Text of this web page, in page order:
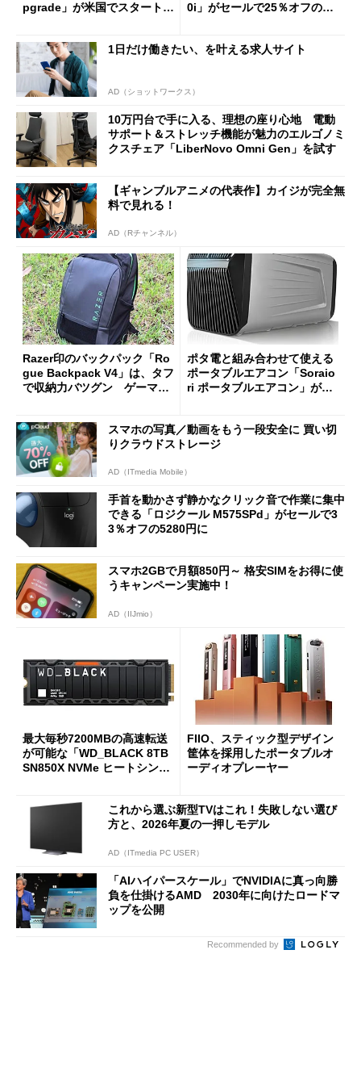
pgrade」が米国でスタート／
ut」が明...
0i」がセールで25％オフの59
1日だけ働きたい、を叶える求人サイト
AD（ショットワークス）
10万円台で手に入る、理想の座り心地 電動
サポート＆ストレッチ機能が魅力のエルゴノミ
クスチェア「LiberNovo Omni Gen」を試す
【ギャンブルアニメの代表作】カイジが完全無
料で見れる！
AD（Rチャンネル）
Razer印のバックパック「Ro
gue Backpack V4」は、タフ
で収納力バツグン ゲーマー
ポタ電と組み合わせて使える
ポータブルエアコン「Soraio
ri ポータブルエアコン」がセ
スマホの写真／動画をもう一段安全に 買い切
りクラウドストレージ
AD（ITmedia Mobile）
手首を動かさず静かなクリック音で作業に集中
できる「ロジクール M575SPd」がセールで3
3％オフの5280円に
スマホ2GBで月額850円～ 格安SIMをお得に使
うキャンペーン実施中！
AD（IIJmio）
最大毎秒7200MBの高速転送
が可能な「WD_BLACK 8TB
SN850X NVMe ヒートシンク
FIIO、スティック型デザイン
筐体を採用したポータブルオ
ーディオプレーヤー
これから選ぶ新型TVはこれ！失敗しない選び
方と、2026年夏の一押しモデル
AD（ITmedia PC USER）
「AIハイパースケール」でNVIDIAに真っ向勝
負を仕掛けるAMD 2030年に向けたロードマ
ップを公開
Recommended by